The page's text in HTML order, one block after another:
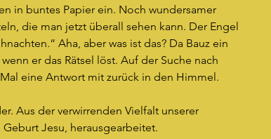
in buntes Papier ein. Noch wundersamer
die man jetzt überall sehen kann. Der Engel
Aha, aber was ist das? Da Bauz ein
er das Rätsel löst. Auf der Suche nach
eine Antwort mit zurück in den Himmel.
Aus der verwirrenden Vielfalt unserer
Jesu, herausgearbeitet.